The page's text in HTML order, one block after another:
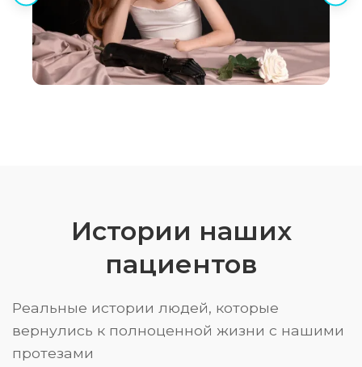
Истории наших
пациентов
Реальные истории людей, которые
вернулись к полноценной жизни с нашими
протезами